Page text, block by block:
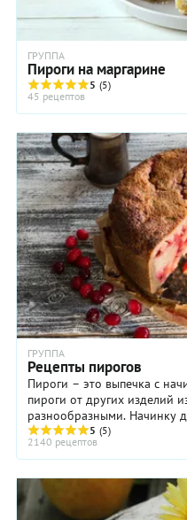
ГРУППА
Пироги на маргарине
5 (5)
45 рецептов
ГРУППА
Рецепты пирогов
Пироги – это выпечка с
пироги от других изделий
разнообразными. Начинку
(ягоды, фрукты, творог,
рыба).Тесто для пирогов
или обычным), слоёным,
закрытыми (кулебяка,
шарлотка), полуоткрытыми
рулета (штрудель).
5 (5)
2140 рецептов